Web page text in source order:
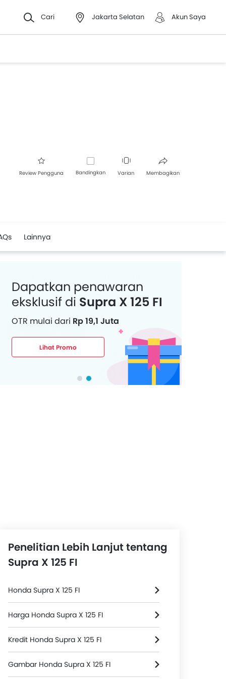
Cari Jakarta Selatan Akun Saya
Review Pengguna Bandingkan Varian Membagikan
Lainnya
Dapatkan penawaran
eksklusif di Supra X 125 FI
OTR mulai dari Rp 19,1 Juta
Lihat Promo
Penelitian Lebih Lanjut tentang
Supra X 125 FI
Honda Supra X 125 FI
Harga Honda Supra X 125 FI
Kredit Honda Supra X 125 FI
Gambar Honda Supra X 125 FI